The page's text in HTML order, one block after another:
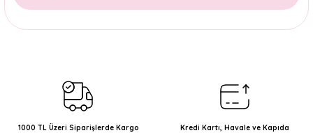
Bu ürünün fiyat bilgisi, resim, ürün açıklamalarında ve diğer
Ürün resmi kalitesiz, bozuk veya görüntülenemiyor.
Ürün açıklamasında eksik bilgiler bulunuyor.
1000 TL Üzeri Siparişlerde Kargo
Kredi Kartı, Havale ve Kapıda